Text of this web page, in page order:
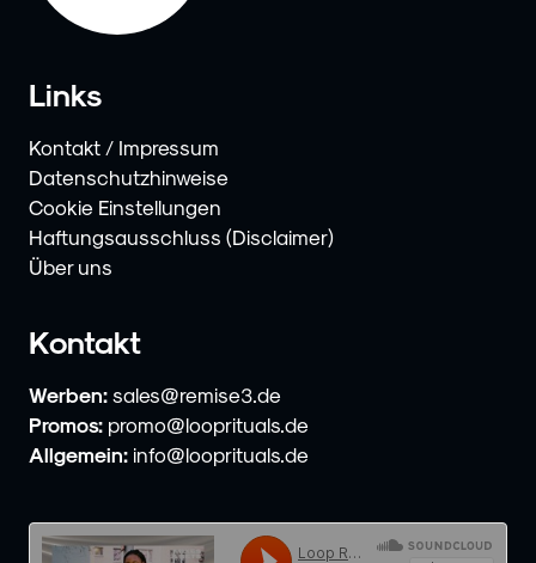
Links
Kontakt / Impressum
Datenschutzhinweise
Cookie Einstellungen
Haftungsausschluss (Disclaimer)
Über uns
Kontakt
Werben: sales@remise3.de
Promos: promo@looprituals.de
Allgemein: info@looprituals.de